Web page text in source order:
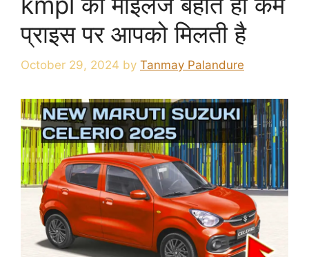
प्राइस पर आपको मिलती है
October 29, 2024 by Tanmay Palandure